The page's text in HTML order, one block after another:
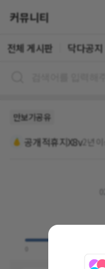
커뮤니티
전체 게시판 닥다공지
만보기공유
공개적휴지X8v2년